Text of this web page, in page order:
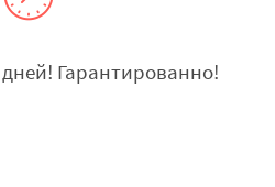
Гарантированно!